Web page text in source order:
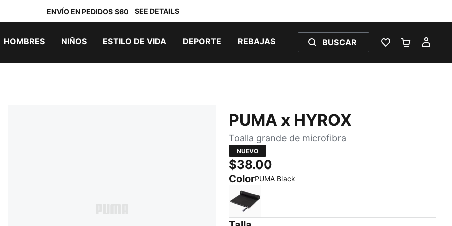
ENVÍO EN PEDIDOS $60 SEE DETAILS
HOMBRES NIÑOS ESTILO DE VIDA DEPORTE REBAJAS BUSCAR
LISTA DE
PUMA x HYROX
Toalla grande de microfibra
NUEVO
$38.00
ColorPUMA Black
PUMA Black